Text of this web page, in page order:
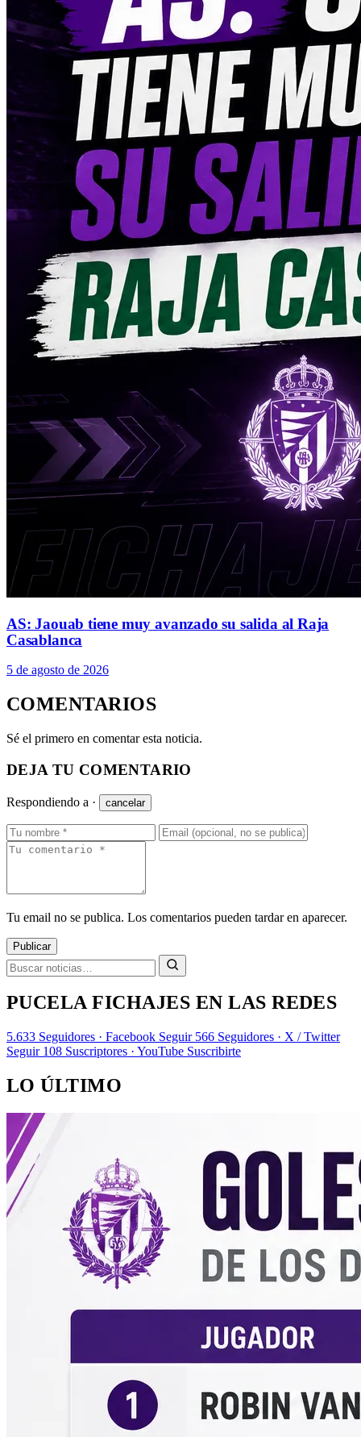
AS: Jaouab tiene muy avanzado su salida al Raja
Casablanca
5 de agosto de 2026
COMENTARIOS
Sé el primero en comentar esta noticia.
DEJA TU COMENTARIO
Respondiendo a · cancelar
Tu email no se publica. Los comentarios pueden tardar en aparecer.
Publicar
PUCELA FICHAJES EN LAS REDES
5.633 Seguidores · Facebook Seguir 566 Seguidores · X / Twitter
Seguir 108 Suscriptores · YouTube Suscribirte
LO ÚLTIMO